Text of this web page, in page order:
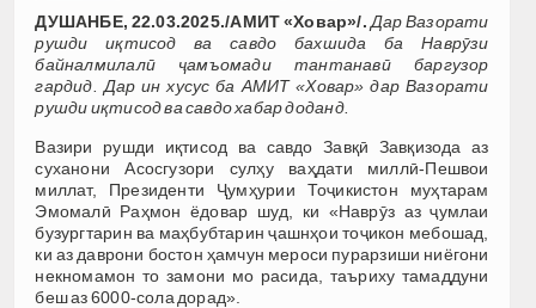
ДУШАНБЕ, 22.03.2025./АМИТ «Ховар»/. Дар Вазорати
рушди иқтисод ва савдо бахшида ба Наврӯзи
байналмилалӣ ҷамъомади тантанавӣ баргузор
гардид. Дар ин хусус ба АМИТ «Ховар» дар Вазорати
рушди иқтисод ва савдо хабар доданд.
Вазири рушди иқтисод ва савдо Завқӣ Завқизода аз
суханони Асосгузори сулҳу ваҳдати миллӣ-Пешвои
миллат, Президенти Ҷумҳурии Тоҷикистон муҳтарам
Эмомалӣ Раҳмон ёдовар шуд, ки «Наврӯз аз ҷумлаи
бузургтарин ва маҳбубтарин ҷашнҳои тоҷикон мебошад,
ки аз даврони бостон ҳамчун мероси пурарзиши ниёгони
некномамон то замони мо расида, таъриху тамаддуни
беш аз 6000-сола дорад».